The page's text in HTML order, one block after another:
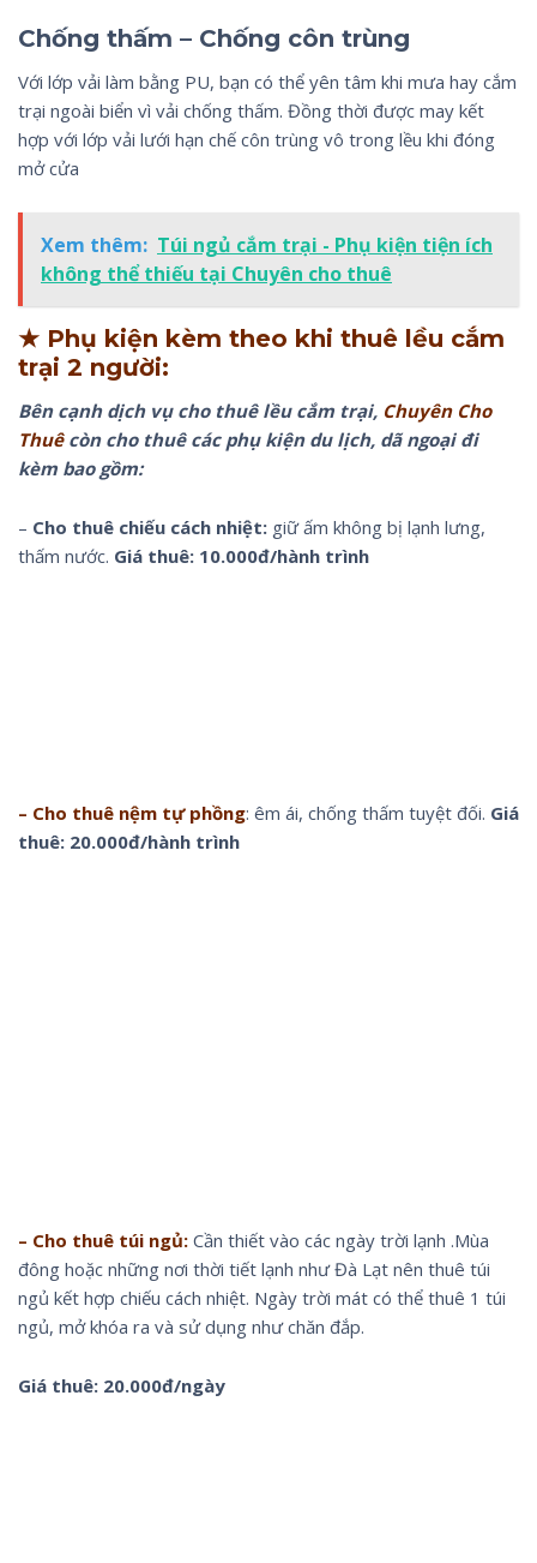
Chống thấm – Chống côn trùng
Với lớp vải làm bằng PU, bạn có thể yên tâm khi mưa hay cắm
trại ngoài biển vì vải chống thấm. Đồng thời được may kết
hợp với lớp vải lưới hạn chế côn trùng vô trong lều khi đóng
mở cửa
Xem thêm: Túi ngủ cắm trại - Phụ kiện tiện ích
không thể thiếu tại Chuyên cho thuê
★ Phụ kiện kèm theo khi thuê lều cắm
trại 2 người:
Bên cạnh dịch vụ cho thuê lều cắm trại, Chuyên Cho
Thuêcòn cho thuê các phụ kiện du lịch, dã ngoại đi
kèm bao gồm:
– Cho thuê chiếu cách nhiệt: giữ ấm không bị lạnh lưng,
thấm nước. Giá thuê: 10.000đ/hành trình
– Cho thuê nệm tự phồng: êm ái, chống thấm tuyệt đối. Giá
thuê: 20.000đ/hành trình
– Cho thuê túi ngủ: Cần thiết vào các ngày trời lạnh .Mùa
đông hoặc những nơi thời tiết lạnh như Đà Lạt nên thuê túi
ngủ kết hợp chiếu cách nhiệt. Ngày trời mát có thể thuê 1 túi
ngủ, mở khóa ra và sử dụng như chăn đắp.
Giá thuê: 20.000đ/ngày